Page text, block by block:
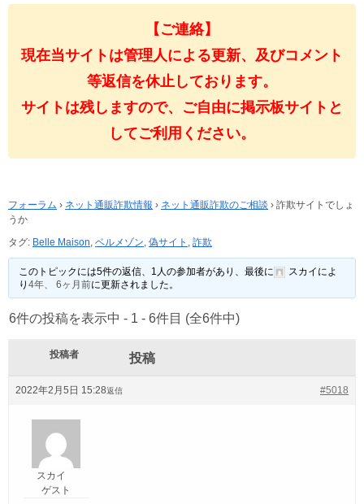
【ご連絡】
現在当サイトは管理人による更新、及びコメント
等返信を休止しております。
サイトは残しますので、ご自由に掲示板サイトと
してご利用ください。
フォーラム › ネット通販詐欺情報 › ネット通販詐欺のご相談 › 詐欺サイトでしょ
うか
タグ: Belle Maison, ベルメゾン, 偽サイト , 詐欺
このトピックには5件の返信、1人の参加者があり、最後に スカイ によ
り 4年、 6ヶ月前に更新されました。
6件の投稿を表示中 - 1 - 6件目 (全6件中)
投稿者 投稿
2022年2月5日 15:28 #5018
返信
スカイ
ゲスト